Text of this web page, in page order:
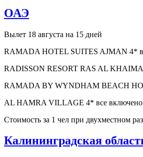
ОАЭ
Вылет 18 августа на 15 дней
RAMADA HOTEL SUITES AJMAN 4*
RADISSON RESORT RAS AL
RAMADA BY WYNDHAM BEACH
AL HAMRA VILLAGE 4* все включено
Стоимость за 1 чел при двухместном
Калининградская